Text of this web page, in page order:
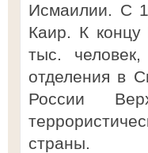
Исмаилии. С
Каир. К
тыс.
отделения в
России
страны.